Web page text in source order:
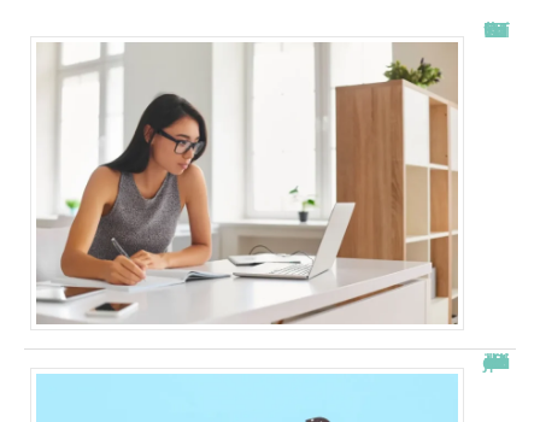
Tout savoir sur l’ENT UT2J
JetPunk : le meilleur site de quiz et de jeux !